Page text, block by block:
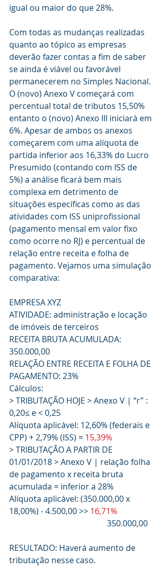
igual ou maior do que 28%.
Com todas as mudanças realizadas
quanto ao tópico as empresas
deverão fazer contas a fim de saber
se ainda é viável ou favorável
permanecerem no Simples Nacional.
O (novo) Anexo V começará com
percentual total de tributos 15,50%
entanto o (novo) Anexo III iniciará em
6%. Apesar de ambos os anexos
começarem com uma alíquota de
partida inferior aos 16,33% do Lucro
Presumido (contando com ISS de
5%) a análise ficará bem mais
complexa em detrimento de
situações específicas como as das
atividades com ISS uniprofissional
(pagamento mensal em valor fixo
como ocorre no RJ) e percentual de
relação entre receita e folha de
pagamento. Vejamos uma simulação
comparativa:
EMPRESA XYZ
ATIVIDADE: administração e locação
de imóveis de terceiros
RECEITA BRUTA ACUMULADA:
350.000,00
RELAÇÃO ENTRE RECEITA E FOLHA DE
PAGAMENTO: 23%
Cálculos:
> TRIBUTAÇÃO HOJE > Anexo V | “r” :
0,20≤ e < 0,25
Alíquota aplicável: 12,60% (federais e
CPP) + 2,79% (ISS) = 15,39%
> TRIBUTAÇÃO A PARTIR DE
01/01/2018 > Anexo V | relação folha
de pagamento x receita bruta
acumulada = inferior a 28%
Alíquota aplicável: (350.000,00 x
18,00%) - 4.500,00 >> 16,71%
                                                350.000,00
RESULTADO: Haverá aumento de
tributação nesse caso.